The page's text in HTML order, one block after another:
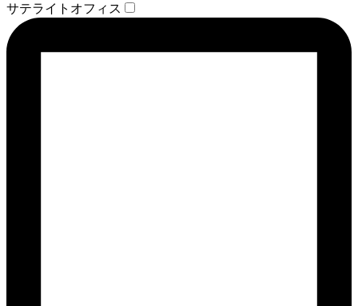
サテライトオフィス